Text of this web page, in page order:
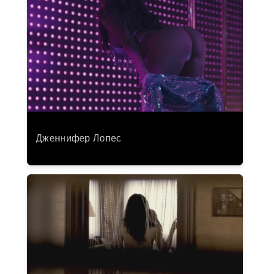
Дженнифер Лопес